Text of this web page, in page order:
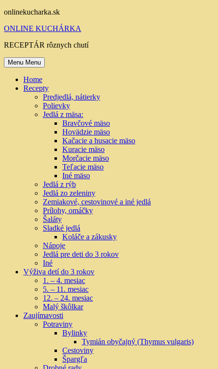
Skip
content
onlinekucharka.sk
ONLINE KUCHÁRKA
RECEPTÁR rôznych chutí
Menu Menu
Home
Recepty
Predjedlá, nátierky
Polievky
Jedlá z mäsa:
Bravčové mäso
Hovädzie mäso
Kačacie a husacie mäso
Kuracie mäso
Morčacie mäso
Teľacie mäso
Iné mäso
Jedlá z rýb
Jedlá zo zeleniny
Zemiakové, cestovinové a iné jedlá
Prílohy, omáčky
Šaláty
Sladké jedlá
Koláče a zákusky
Nápoje
Jedlá pre deti do 3 rokov
Iné
Výživa detí do 3 rokov
1. – 4. mesiac
5. – 11. mesiac
12. – 24. mesiac
Malý škôlkar
Zaujímavosti
Potraviny
Bylinky
Tymián obyčajný (Thymus vulgaris)
Cestoviny
Špargľa